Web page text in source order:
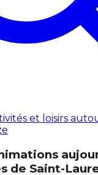
et loisirs
de Saint-